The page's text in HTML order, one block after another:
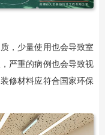
，少量使用也会导致室
严重的病例也会导致视
修材料应符合国家环保